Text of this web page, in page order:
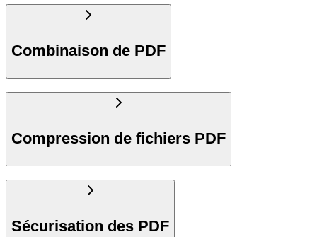
Combinaison de PDF
Compression de fichiers PDF
Sécurisation des PDF